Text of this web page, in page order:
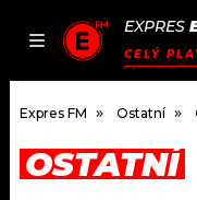
EXPRES
CELÝ
DOMŮ
Expres FM Ostatní
OSTATNÍ